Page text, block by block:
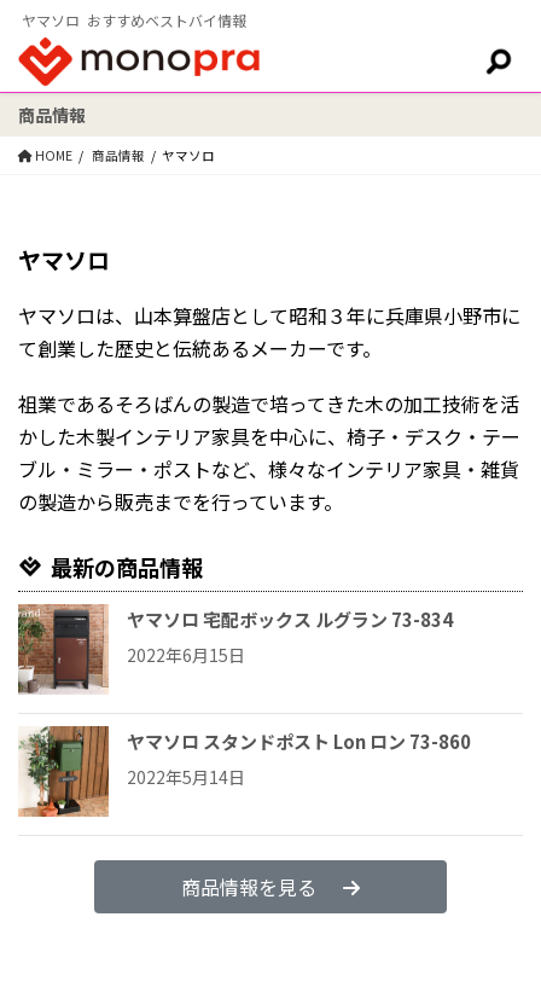
ヤマソロ おすすめベストバイ情報
検索:
商品情報
HOME 商品情報 ヤマソロ
ヤマソロ
ヤマソロは、山本算盤店として昭和３年に兵庫県小野市に
て創業した歴史と伝統あるメーカーです。
祖業であるそろばんの製造で培ってきた木の加工技術を活
かした木製インテリア家具を中心に、椅子・デスク・テー
ブル・ミラー・ポストなど、様々なインテリア家具・雑貨
の製造から販売までを行っています。
最新の商品情報
ヤマソロ 宅配ボックス ルグラン 73-834
2022年6月15日
ヤマソロ スタンドポスト Lon ロン 73-860
2022年5月14日
商品情報を見る